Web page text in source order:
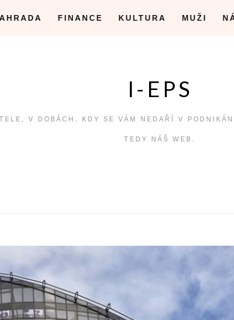
FINANCE KULTURA MUŽI
I-EPS
V DOBÁCH, KDY SE VÁM NEDAŘÍ V
TEDY NÁŠ WEB.